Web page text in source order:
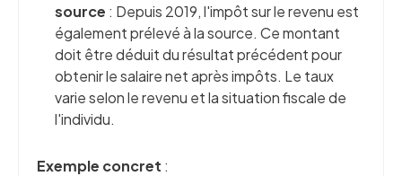
source : Depuis 2019, l'impôt sur le revenu est
également prélevé à la source. Ce montant
doit être déduit du résultat précédent pour
obtenir le salaire net après impôts. Le taux
varie selon le revenu et la situation fiscale de
l'individu.
Exemple concret :